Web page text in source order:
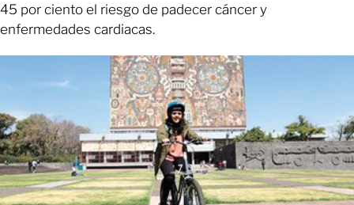
45 por ciento el riesgo de padecer cáncer y
enfermedades cardiacas.